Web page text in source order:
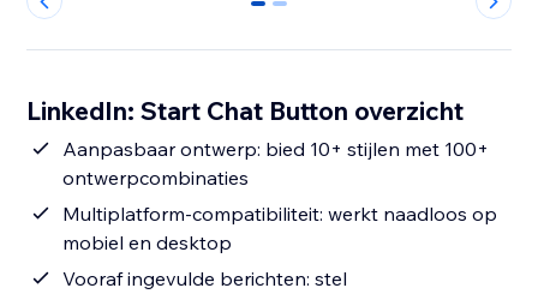
0 1
LinkedIn: Start Chat Button overzicht
Aanpasbaar ontwerp: bied 10+ stijlen met 100+
ontwerpcombinaties
Multiplatform-compatibiliteit: werkt naadloos op
mobiel en desktop
Vooraf ingevulde berichten: stel